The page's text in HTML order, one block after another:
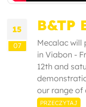
15
07
B&TP
Mecalac will
in Viabon -
12th and
our range of
PRZECZYTAJ